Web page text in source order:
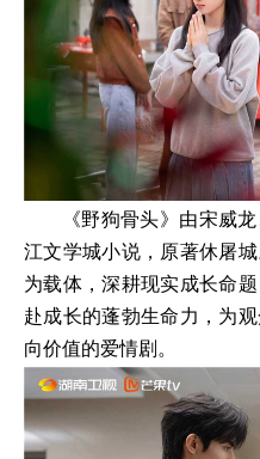
《野狗骨头》由宋威
江文学城小说，原著休屠
为载体，深耕现实成长命
赴成长的蓬勃生命力，为
向价值的爱情剧。